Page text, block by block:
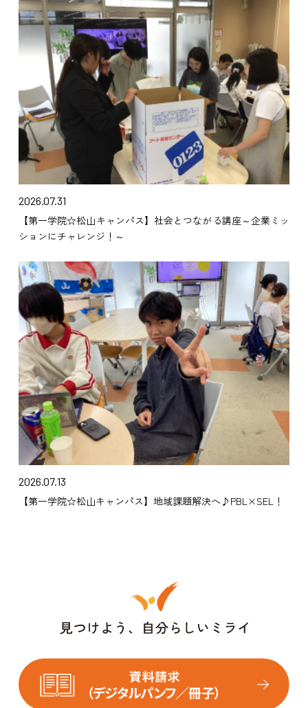
2026.07.31
【第一学院☆松山キャンパス】社会とつながる講座～企業ミッ
ションにチャレンジ！～
2026.07.13
【第一学院☆松山キャンパス】地域課題解決へ♪PBL×SEL！